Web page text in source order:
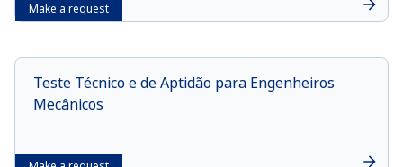
Make a request
Teste Técnico e de Aptidão para Engenheiros
Mecânicos